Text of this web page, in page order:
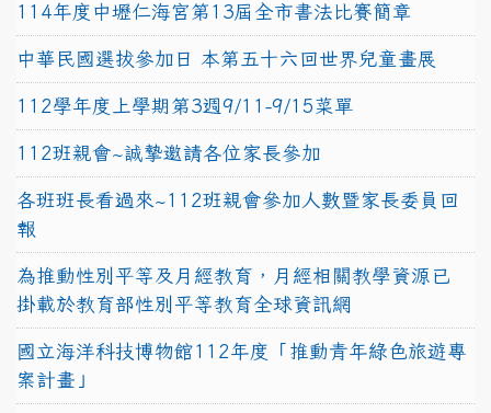
114年度中壢仁海宮第13屆全市書法比賽簡章
中華民國選拔參加日 本第五十六回世界兒童畫展
112學年度上學期第3週9/11-9/15菜單
112班親會~誠摯邀請各位家長參加
各班班長看過來~112班親會參加人數暨家長委員回
報
為推動性別平等及月經教育，月經相關教學資源已
掛載於教育部性別平等教育全球資訊網
國立海洋科技博物館112年度「推動青年綠色旅遊專
案計畫」